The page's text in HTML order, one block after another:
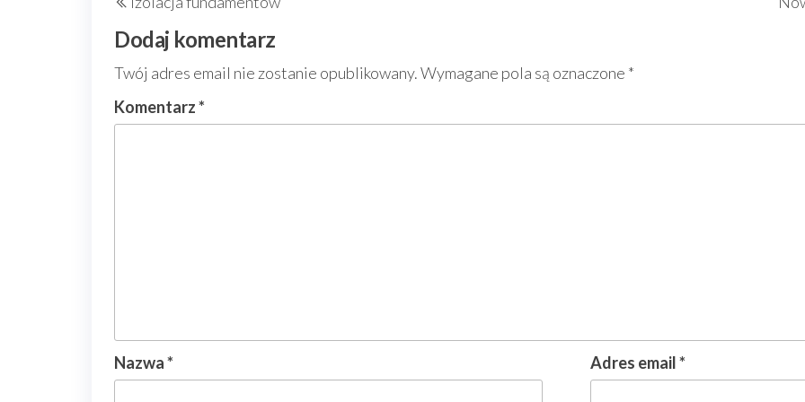
wpisu
wpis
Dodaj komentarz
Twój adres email nie zostanie opublikowany.Wymagane pola są oznaczone *
Komentarz*
Nazwa* Adres email*